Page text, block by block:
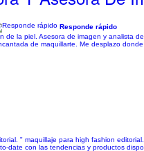
Responde rápido
la piel. Asesora de imagen y analista
de maquillarte. Me desplazo
" maquillaje para high fashion
date con las tendencias y productos